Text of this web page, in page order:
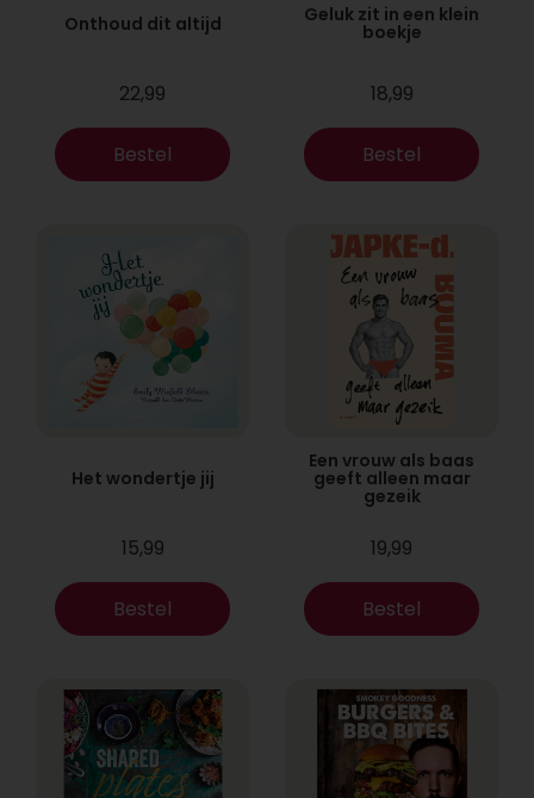
Onthoud dit altijd
22,99
Bestel
Geluk zit in een klein
boekje
18,99
Bestel
Het wondertje jij
15,99
Bestel
Een vrouw als baas
geeft alleen maar
gezeik
19,99
Bestel